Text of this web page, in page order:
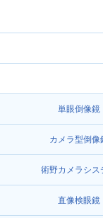
単眼倒像鏡
カメラ型倒像
術野カメラシス
直像検眼鏡